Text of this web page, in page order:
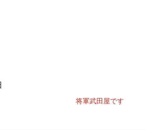
将軍武田屋です